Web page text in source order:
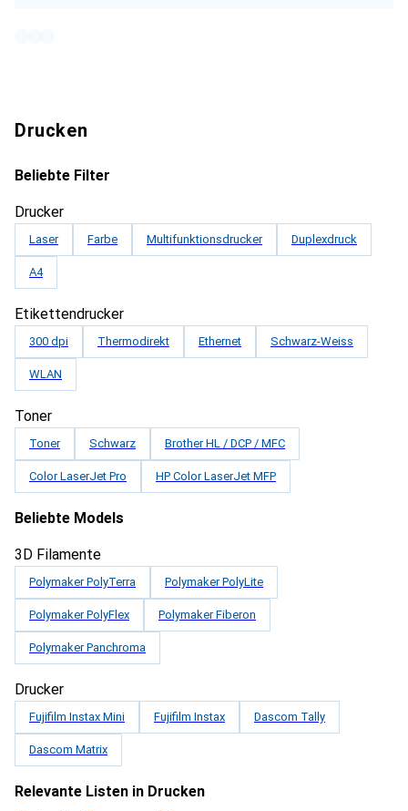
Drucken
Beliebte Filter
Drucker
Laser Farbe Multifunktionsdrucker Duplexdruck
A4
Etikettendrucker
300 dpi Thermodirekt Ethernet Schwarz-Weiss
WLAN
Toner
Toner Schwarz Brother HL / DCP / MFC
Color LaserJet Pro HP Color LaserJet MFP
Beliebte Models
3D Filamente
Polymaker PolyTerra Polymaker PolyLite
Polymaker PolyFlex Polymaker Fiberon
Polymaker Panchroma
Drucker
Fujifilm Instax Mini Fujifilm Instax Dascom Tally
Dascom Matrix
Relevante Listen in Drucken